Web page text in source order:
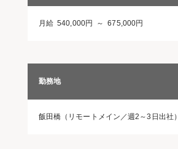
月給 540,000円 ～ 675,000円
勤務地
飯田橋（リモートメイン／週2～3日出社）